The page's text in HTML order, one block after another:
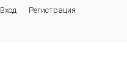
Вход Регистрация